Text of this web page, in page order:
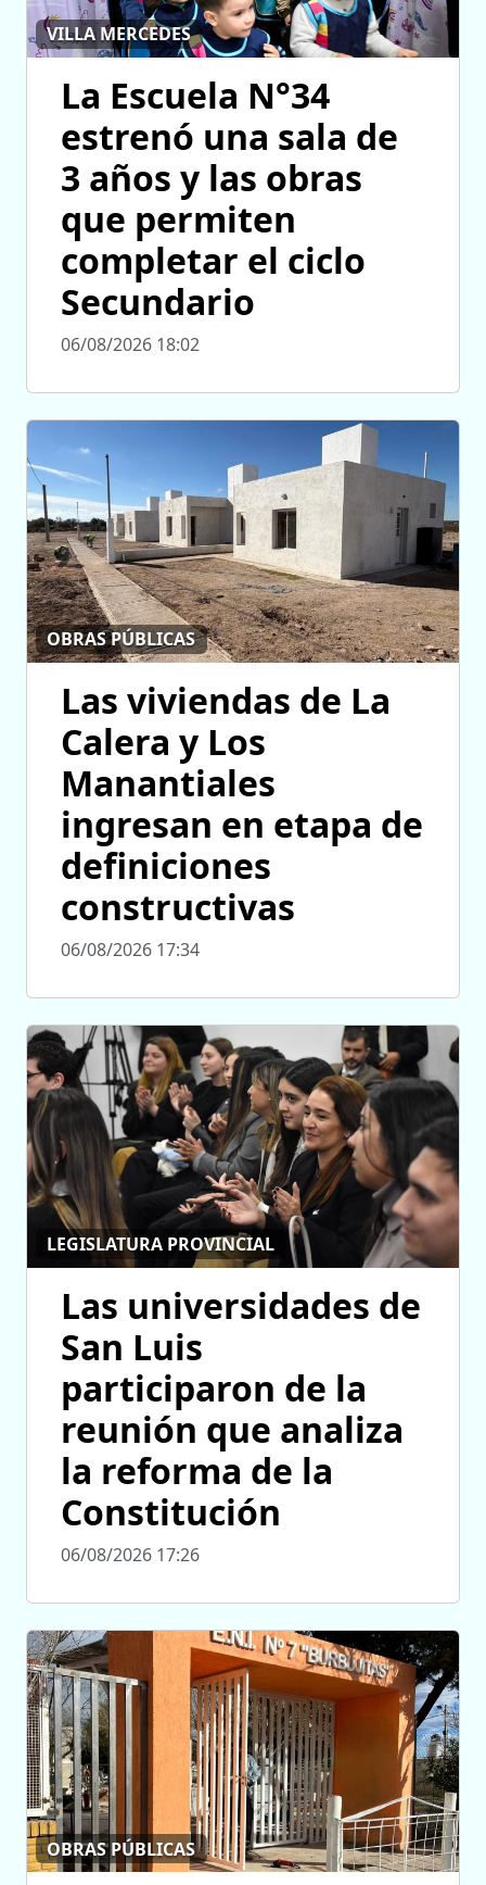
VILLA MERCEDES
La Escuela N°34
estrenó una sala de
3 años y las obras
que permiten
completar el ciclo
Secundario
06/08/2026 18:02
OBRAS PÚBLICAS
Las viviendas de La
Calera y Los
Manantiales
ingresan en etapa de
definiciones
constructivas
06/08/2026 17:34
LEGISLATURA PROVINCIAL
Las universidades de
San Luis
participaron de la
reunión que analiza
la reforma de la
Constitución
06/08/2026 17:26
OBRAS PÚBLICAS